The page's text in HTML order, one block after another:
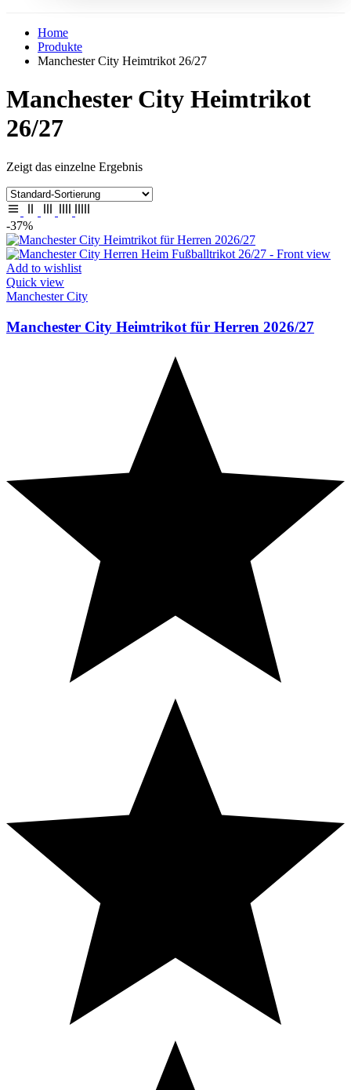
Home
Produkte
Manchester City Heimtrikot 26/27
Manchester City Heimtrikot
26/27
Zeigt das einzelne Ergebnis
-37%
Add to wishlist
Quick view
Manchester City
Manchester City Heimtrikot für Herren 2026/27